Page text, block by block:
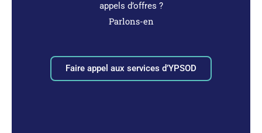
appels d’offres ?
Parlons-en
Faire appel aux services d’YPSOD